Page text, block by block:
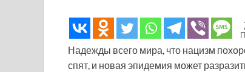
Надежды всего мира, что нацизм
спят, и новая эпидемия может